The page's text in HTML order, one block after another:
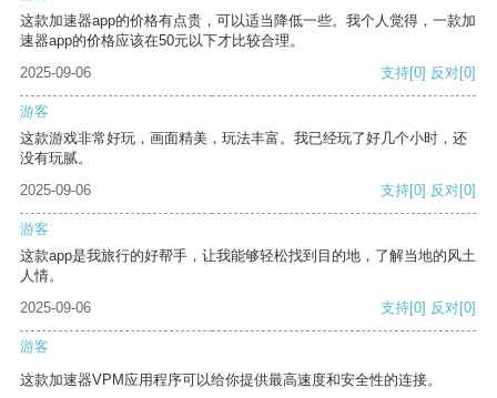
这款加速器app的价格有点贵，可以适当降低一些。我个人觉得，一款加
速器app的价格应该在50元以下才比较合理。
2025-09-06
支持[0] 反对[0]
游客
这款游戏非常好玩，画面精美，玩法丰富。我已经玩了好几个小时，还
没有玩腻。
2025-09-06
支持[0] 反对[0]
游客
这款app是我旅行的好帮手，让我能够轻松找到目的地，了解当地的风土
人情。
2025-09-06
支持[0] 反对[0]
游客
这款加速器VPM应用程序可以给你提供最高速度和安全性的连接。